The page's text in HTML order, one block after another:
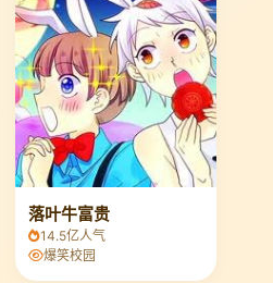
落叶牛富贵
14.5亿人气
爆笑校园